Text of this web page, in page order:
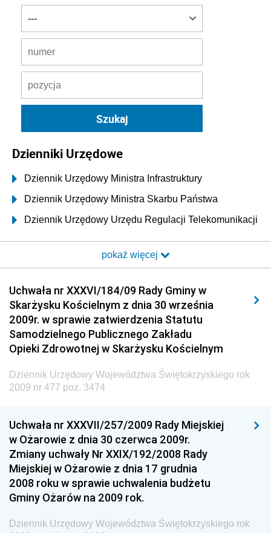
Dzienniki Urzędowe
Dziennik Urzędowy Ministra Infrastruktury
Dziennik Urzędowy Ministra Skarbu Państwa
Dziennik Urzędowy Urzędu Regulacji Telekomunikacji
Dziennik Urzędowy Ministra Transportu i Budownictwa
Elektronicznej
Dziennik Urzędowy Ministra Spraw Wewnętrznych i
Administracji
Dziennik Urzędowy Ministra Transportu
Dziennik Urzędowy Ministra Budownictwa
Dziennik Urzędowy Ministra Nauki i Szkolnictwa
Dziennik Urzędowy Głównego Urzędu Miar
Dziennik Urzędowy Ministra Rolnictwa i Rozwoju Wsi
Dziennik Urzędowy Ministra Edukacji Narodowej i
Sportu
Dziennik Urzędowy Ministra Edukacji i Nauki
Dziennik Urzędowy Ministra Edukacji Narodowej
pokaż więcej
Uchwała nr XXXVI/184/09 Rady Gminy w
Skarżysku Kościelnym z dnia 30 września
2009r. w sprawie zatwierdzenia Statutu
Samodzielnego Publicznego Zakładu
Opieki Zdrowotnej w Skarżysku Kościelnym
Dziennik Urzędowy Województwa Świętokrzyskiego rok
2009 nr 477 poz. 3474
Uchwała nr XXXVII/257/2009 Rady Miejskiej
w Ożarowie z dnia 30 czerwca 2009r.
Zmiany uchwały Nr XXIX/192/2008 Rady
Miejskiej w Ożarowie z dnia 17 grudnia
2008 roku w sprawie uchwalenia budżetu
Gminy Ożarów na 2009 rok.
Dziennik Urzędowy Województwa Świętokrzyskiego rok